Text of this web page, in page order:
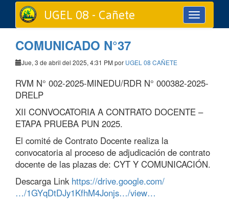
Toggle
navigation
UGEL 08 - Cañete
COMUNICADO N°37
Jue, 3 de abril del 2025, 4:31 PM por UGEL 08 CAÑETE
RVM N° 002-2025-MINEDU/RDR N° 000382-2025-
DRELP
XII CONVOCATORIA A CONTRATO DOCENTE –
ETAPA PRUEBA PUN 2025.
El comité de Contrato Docente realiza la
convocatoria al proceso de adjudicación de contrato
docente de las plazas de: CYT Y COMUNICACIÓN.
Descarga Link https://drive.google.com/
…/1GYqDtDJy1KfhM4Jonjs…/view…